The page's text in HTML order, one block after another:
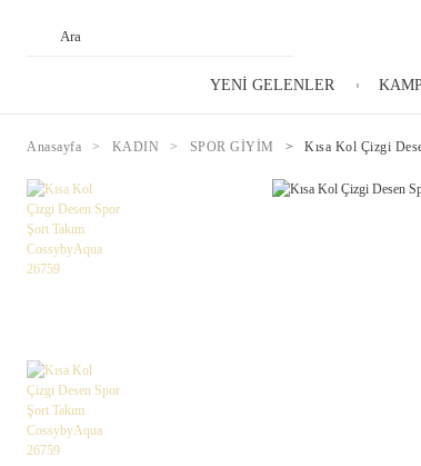
YENİ GELENLER
Anasayfa KADIN SPOR GİYİM Kısa Kol Çizgi